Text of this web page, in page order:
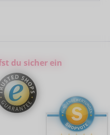
du sicher ein